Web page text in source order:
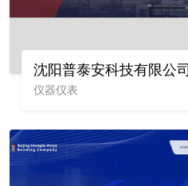
沈阳普泰安科技有限公司
仪器仪表